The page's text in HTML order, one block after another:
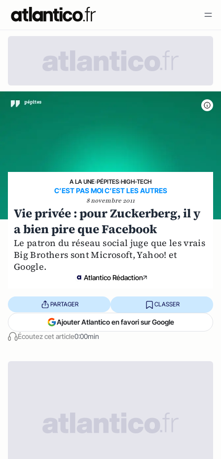
A LA UNE›PÉPITES›HIGH-TECH
C’EST PAS MOI C’EST LES AUTRES
8 novembre 2011
Vie privée : pour Zuckerberg, il y
a bien pire que Facebook
Le patron du réseau social juge que les vrais
Big Brothers sont Microsoft, Yahoo! et
Google.
Atlantico Rédaction
Écoutez cet article0:00min
PARTAGER CLASSER
Ajouter Atlantico en favori sur Google